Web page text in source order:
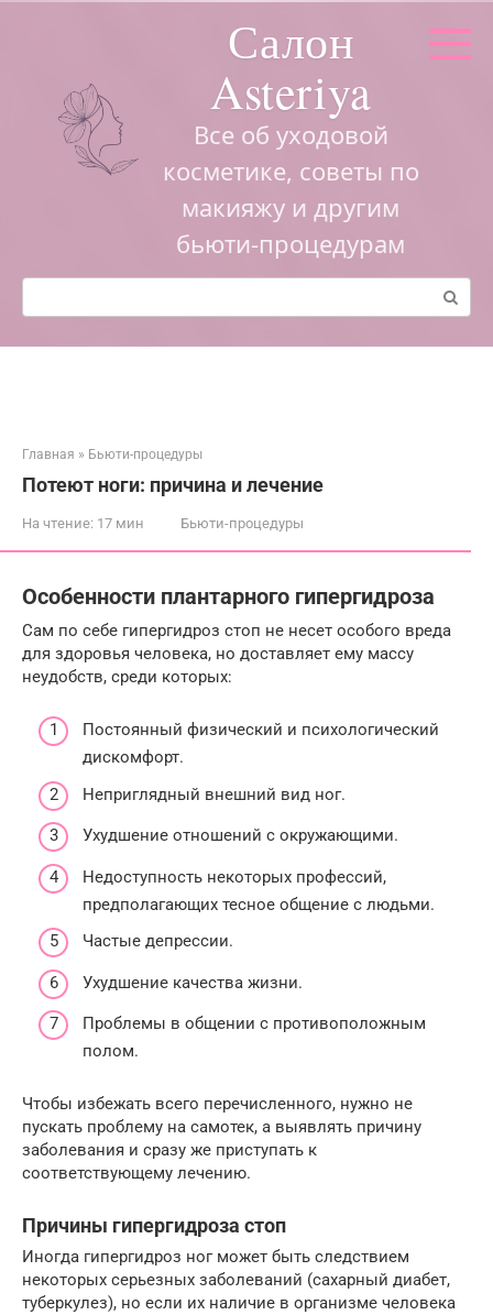
Салон
Asteriya
Все об уходовой
косметике, советы по
макияжу и другим
бьюти-процедурам
Поиск:
Главная » Бьюти-процедуры
Потеют ноги: причина и лечение
На чтение: 17 мин Бьюти-процедуры
Особенности плантарного гипергидроза
Сам по себе гипергидроз стоп не несет особого вреда
для здоровья человека, но доставляет ему массу
неудобств, среди которых:
Постоянный физический и психологический
дискомфорт.
Неприглядный внешний вид ног.
Ухудшение отношений с окружающими.
Недоступность некоторых профессий,
предполагающих тесное общение с людьми.
Частые депрессии.
Ухудшение качества жизни.
Проблемы в общении с противоположным
полом.
Чтобы избежать всего перечисленного, нужно не
пускать проблему на самотек, а выявлять причину
заболевания и сразу же приступать к
соответствующему лечению.
Причины гипергидроза стоп
Иногда гипергидроз ног может быть следствием
некоторых серьезных заболеваний (сахарный диабет,
туберкулез), но если их наличие в организме человека